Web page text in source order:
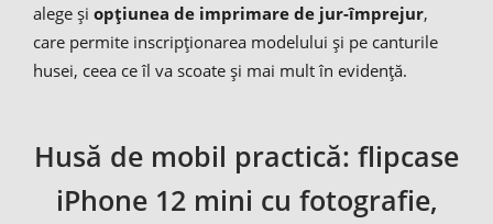
alege și opțiunea de imprimare de jur-împrejur,
care permite inscripționarea modelului și pe canturile
husei, ceea ce îl va scoate și mai mult în evidență.
Husă de mobil practică: flipcase
iPhone 12 mini cu fotografie,